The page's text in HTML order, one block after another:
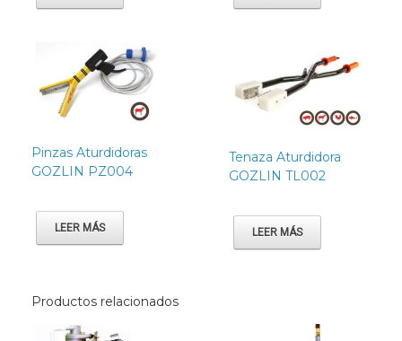
Pinzas Aturdidoras
GOZLIN PZ004
LEER MÁS
Tenaza Aturdidora
GOZLIN TL002
LEER MÁS
Productos relacionados